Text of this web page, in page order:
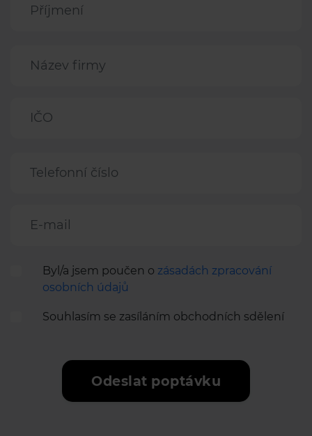
Byl/a jsem poučen o zásadách zpracování
osobních údajů
Souhlasím se zasíláním obchodních sdělení
Odeslat poptávku